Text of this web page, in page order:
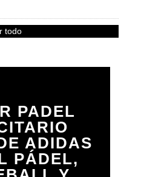
todo
PADEL
ADIDAS
PÁDEL,